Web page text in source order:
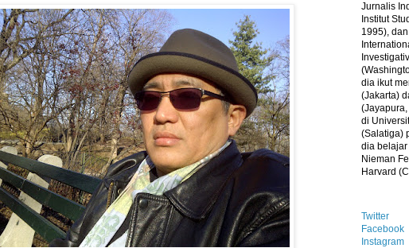
Jurnalis
Institut
1995),
dia ikut
(Jakarta)
di
(Salatiga)
dia
Nieman
Harvard
Twitter
Facebook
Instagram